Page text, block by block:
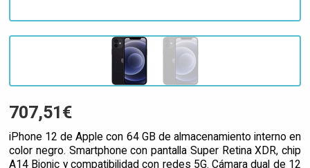
707,51€
iPhone 12 de Apple con 64 GB de almacenamiento interno en
color negro. Smartphone con pantalla Super Retina XDR, chip
A14 Bionic y compatibilidad con redes 5G. Cámara dual de 12